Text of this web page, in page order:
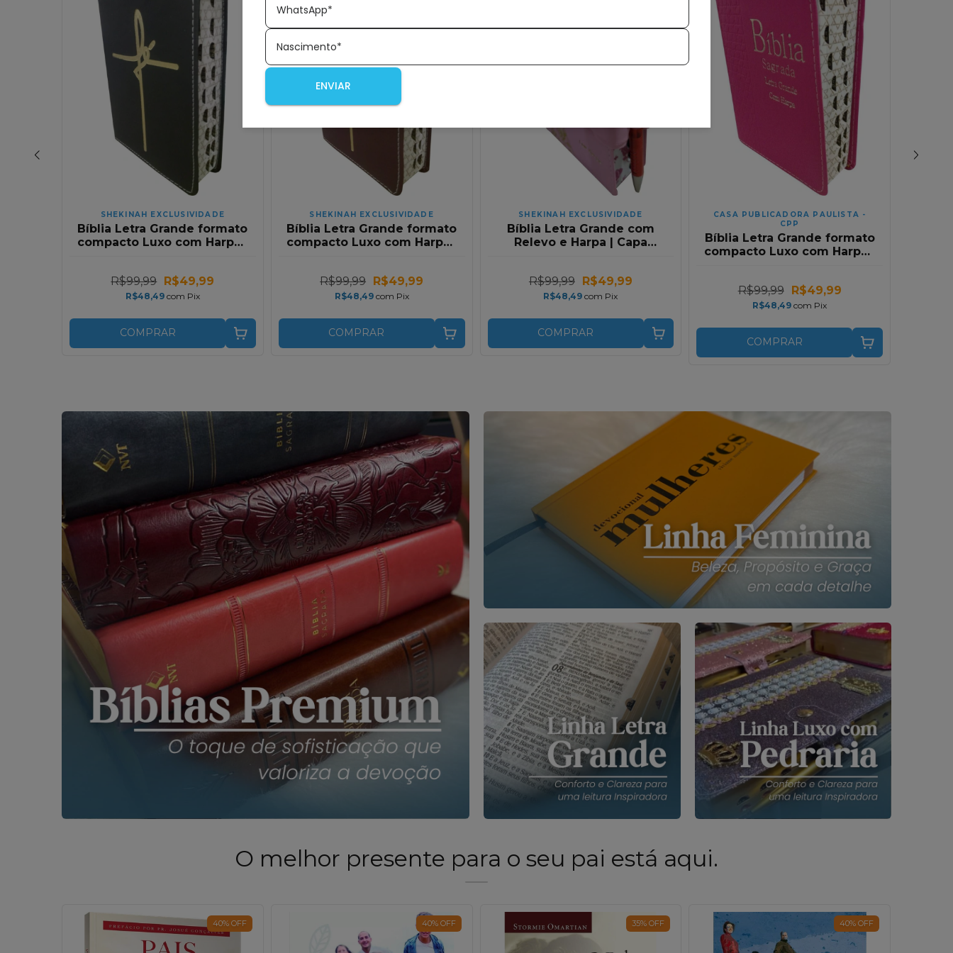
SHEKINAH EXCLUSIVIDADE
Bíblia Letra Grande formato
compacto Luxo com Harpa |
R$99,99
R$49,99
R$48,49 com Pix
COMPRAR
SHEKINAH EXCLUSIVIDADE
Bíblia Letra Grande formato
compacto Luxo com Harpa |
R$99,99
R$49,99
R$48,49 com Pix
COMPRAR
SHEKINAH EXCLUSIVIDADE
Bíblia Letra Grande com
Relevo e Harpa | Capa
R$99,99
R$49,99
R$48,49com Pix
COMPRAR
CASA PUBLICADORA PAULISTA -
CPP
Bíblia Letra Grande formato
compacto Luxo com Harpa |
R$99,99
R$49,99
R$48,49com Pix
COMPRAR
O melhor presente para o seu pai está aqui.
40% OFF 40% OFF 35%OFF 40% OFF
WhatsApp*
Nascimento*
ENVIAR